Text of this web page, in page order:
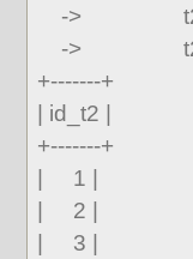
->
->
+-------+
| id_t2 |
+-------+
| 1 |
| 2 |
| 3 |